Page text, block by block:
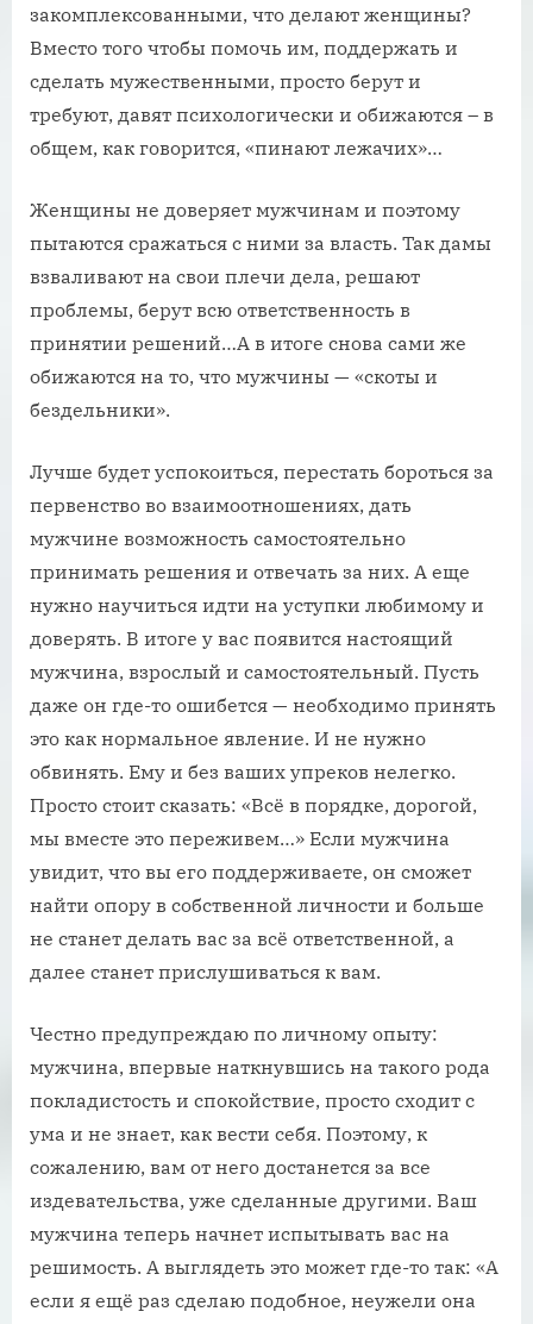
закомплексованными, что делают женщины?
Вместо того чтобы помочь им, поддержать и
сделать мужественными, просто берут и
требуют, давят психологически и обижаются – в
общем, как говорится, «пинают лежачих»…
Женщины не доверяет мужчинам и поэтому
пытаются сражаться с ними за власть. Так дамы
взваливают на свои плечи дела, решают
проблемы, берут всю ответственность в
принятии решений…А в итоге снова сами же
обижаются на то, что мужчины — «скоты и
бездельники».
Лучше будет успокоиться, перестать бороться за
первенство во взаимоотношениях, дать
мужчине возможность самостоятельно
принимать решения и отвечать за них. А еще
нужно научиться идти на уступки любимому и
доверять. В итоге у вас появится настоящий
мужчина, взрослый и самостоятельный. Пусть
даже он где-то ошибется — необходимо принять
это как нормальное явление. И не нужно
обвинять. Ему и без ваших упреков нелегко.
Просто стоит сказать: «Всё в порядке, дорогой,
мы вместе это переживем…» Если мужчина
увидит, что вы его поддерживаете, он сможет
найти опору в собственной личности и больше
не станет делать вас за всё ответственной, а
далее станет прислушиваться к вам.
Честно предупреждаю по личному опыту:
мужчина, впервые наткнувшись на такого рода
покладистость и спокойствие, просто сходит с
ума и не знает, как вести себя. Поэтому, к
сожалению, вам от него достанется за все
издевательства, уже сделанные другими. Ваш
мужчина теперь начнет испытывать вас на
решимость. А выглядеть это может где-то так: «А
если я ещё раз сделаю подобное, неужели она